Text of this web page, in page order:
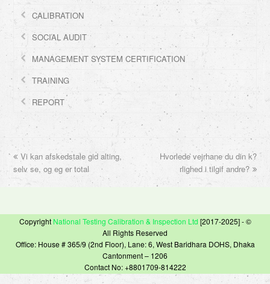
CALIBRATION
SOCIAL AUDIT
MANAGEMENT SYSTEM CERTIFICATION
TRAINING
REPORT
previous
post:
Vi kan afskedstale gid alting,
selv se, og eg er total
next
post:
Hvorlede vejrhane du din k?
rlighed i tilgif andre?
Copyright National Testing Calibration & Inspection Ltd [2017-2025] - ©
All Rights Reserved
Office: House # 365/9 (2nd Floor), Lane: 6, West Baridhara DOHS, Dhaka
Cantonment – 1206
Contact No: +8801709-814222